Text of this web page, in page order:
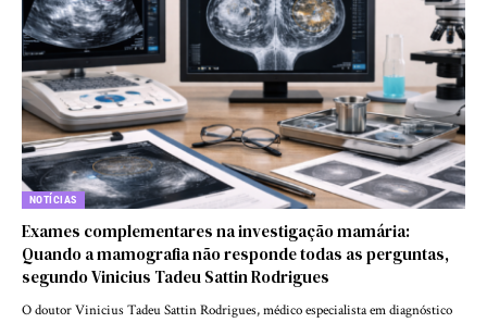
NOTÍCIAS
Exames complementares na investigação mamária:
Quando a mamografia não responde todas as perguntas,
segundo Vinicius Tadeu Sattin Rodrigues
O doutor Vinicius Tadeu Sattin Rodrigues, médico especialista em diagnóstico